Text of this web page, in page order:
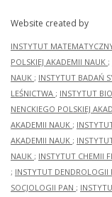
Website created by
INSTYTUT
POLSKIEJ AKADEMII NAUK ;
NAUK ; INSTYTUT BADAŃ
LEŚNICTWA ; INSTYTUT
NENCKIEGO POLSKIEJ
AKADEMII NAUK ;
AKADEMII NAUK ;
NAUK ; INSTYTUT CHEMII
; INSTYTUT DENDROLOGII
SOCJOLOGII PAN ;